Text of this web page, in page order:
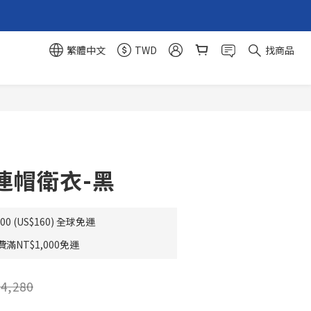
繁體中文 TWD 找商品
帽衛衣-黑
(US$160) 全球免運
滿NT$1,000免運